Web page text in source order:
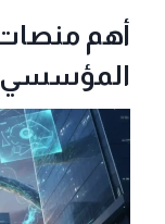
أهم منصات
المؤسسي